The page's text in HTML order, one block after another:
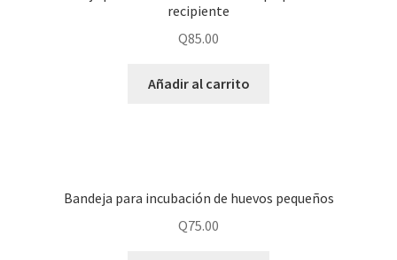
recipiente
Q85.00
Añadir al carrito
Bandeja para incubación de huevos pequeños
Q75.00